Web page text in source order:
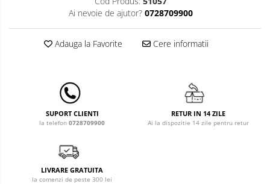
Carusele patut
Mobilier Birou
Saltele de infasat
Ai nevoie de ajutor? 0728709900
Adauga la Favorite Cere informatii
SUPORT CLIENTI
la telefon 0728709900
RETUR IN 14 ZILE
Ai la dispozitie 14 zile pentru retur
LIVRARE GRATUITA
la comenzi de peste 300 lei